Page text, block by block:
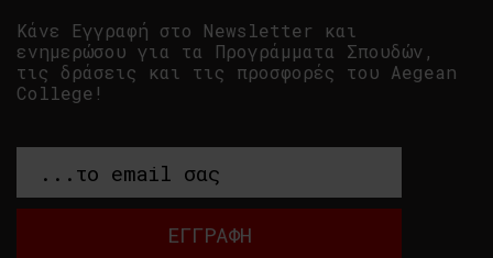
Κάνε Εγγραφή στο Newsletter και
ενημερώσου για τα Προγράμματα Σπουδών,
τις δράσεις και τις προσφορές του Aegean
College!